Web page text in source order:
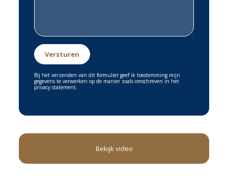
Bij het verzenden van dit formulier geef ik toestemming mijn
gegevens te verwerken op de manier zoals omschreven in het
privacy statement.
Bekijk video